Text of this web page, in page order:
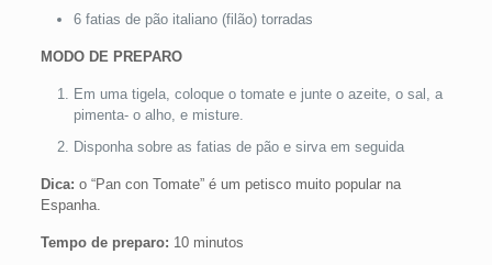
6 fatias de pão italiano (filão) torradas
MODO DE PREPARO
Em uma tigela, coloque o tomate e junte o azeite, o sal, a
pimenta- o alho, e misture.
Disponha sobre as fatias de pão e sirva em seguida
Dica: o “Pan con Tomate” é um petisco muito popular na
Espanha.
Tempo de preparo: 10 minutos